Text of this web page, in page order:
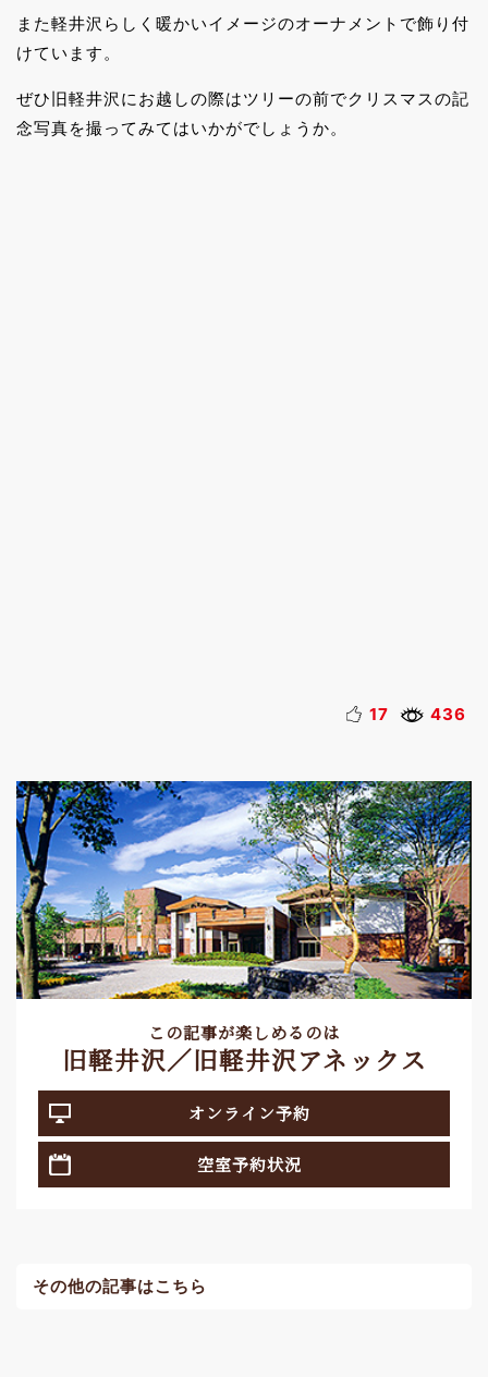
また軽井沢らしく暖かいイメージのオーナメントで飾り付
けています。
ぜひ旧軽井沢にお越しの際はツリーの前でクリスマスの記
念写真を撮ってみてはいかがでしょうか。
17 436
この記事が楽しめるのは
旧軽井沢／旧軽井沢アネックス
オンライン予約
空室予約状況
その他の記事はこちら